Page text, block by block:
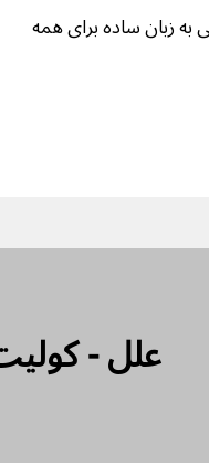
به زبان ساده برای همه
(کولیت روده)